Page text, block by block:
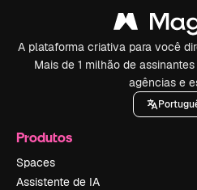
A plataforma criativa para você
Mais de 1 milhão de
agências e
Produtos
Spaces
Assistente de IA